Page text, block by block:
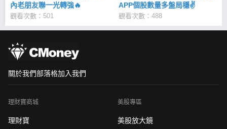
內老朋友聯一光轉強🔥
觀看次數：501
APP個股數量多盤局穩✌
觀看次數：488
關於我們部落格加入我們
理財寶商城
理財寶
美股專區
美股放大鏡